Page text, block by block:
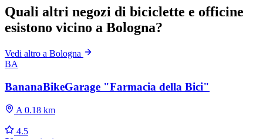
Quali altri negozi di biciclette e officine
esistono vicino a Bologna?
Vedi altro a Bologna
BA
BananaBikeGarage "Farmacia della Bici"
A 0.18 km
4.5